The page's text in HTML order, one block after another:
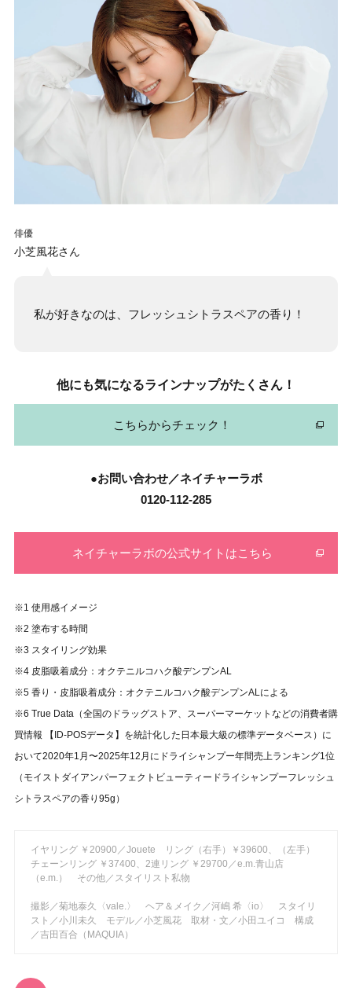
俳優
小芝風花さん
私が好きなのは、フレッシュシトラスペアの香り！
他にも気になるラインナップがたくさん！
こちらからチェック！
●お問い合わせ／ネイチャーラボ
0120-112-285
ネイチャーラボの公式サイトはこちら
※1 使用感イメージ
※2 塗布する時間
※3 スタイリング効果
※4 皮脂吸着成分：オクテニルコハク酸デンプンAL
※5 香り・皮脂吸着成分：オクテニルコハク酸デンプンALによる
※6 True Data（全国のドラッグストア、スーパーマーケットなどの消費者購
買情報 【ID-POSデータ】を統計化した日本最大級の標準データベース）に
おいて2020年1月〜2025年12月にドライシャンプー年間売上ランキング1位
（モイストダイアンパーフェクトビューティードライシャンプーフレッシュ
シトラスペアの香り95g）
イヤリング ￥20900／Jouete リング（右手）￥39600、（左手）
チェーンリング ￥37400、2連リング ￥29700／e.m.青山店
（e.m.） その他／スタイリスト私物
撮影／菊地泰久〈vale.〉 ヘア＆メイク／河嶋 希〈io〉 スタイリ
スト／小川未久 モデル／小芝風花 取材・文／小田ユイコ 構成
／吉田百合（MAQUIA）